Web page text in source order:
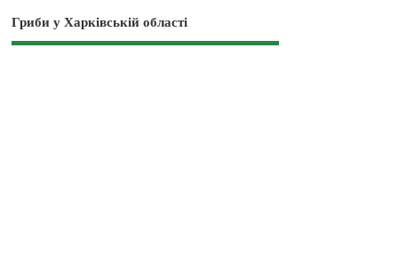
Гриби у Харківській області